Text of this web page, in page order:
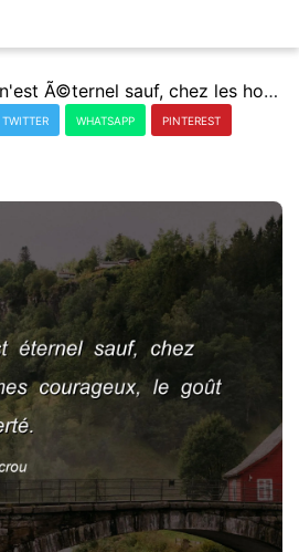
Rien n'est Ã©ternel sauf, chez les hommes courageux, le goÃ»t de la libertÃ©.
TWITTER WHATSAPP PINTEREST